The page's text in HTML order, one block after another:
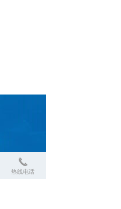
끅
热线电话